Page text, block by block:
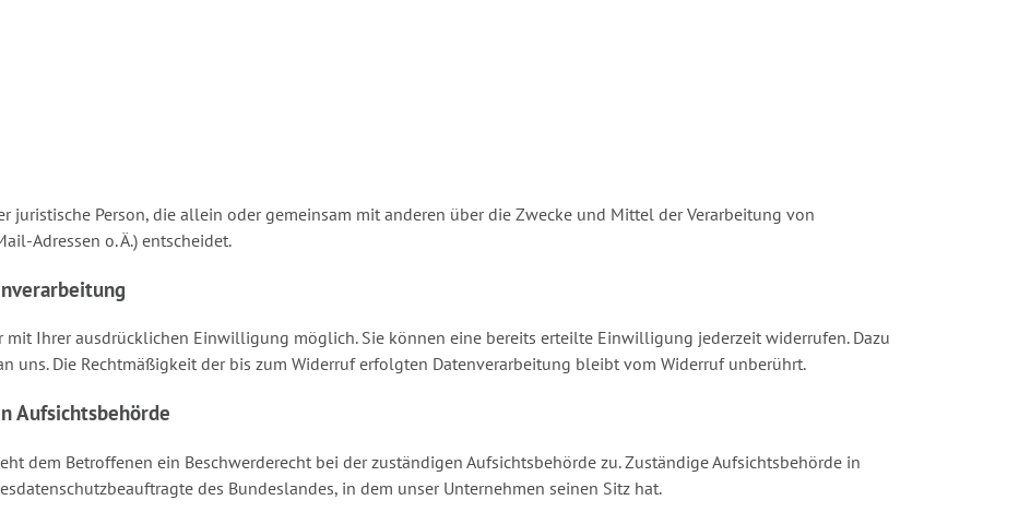
juristische Person, die allein oder gemeinsam mit anderen über die Zwecke und Mittel der Verarbeitung von
Adressen o. Ä.) entscheidet.
Ihrer ausdrücklichen Einwilligung möglich. Sie können eine bereits erteilte Einwilligung jederzeit widerrufen. Dazu
uns. Die Rechtmäßigkeit der bis zum Widerruf erfolgten Datenverarbeitung bleibt vom Widerruf unberührt.
Aufsichtsbehörde
dem Betroffenen ein Beschwerderecht bei der zuständigen Aufsichtsbehörde zu. Zuständige Aufsichtsbehörde in
des Bundeslandes, in dem unser Unternehmen seinen Sitz hat.